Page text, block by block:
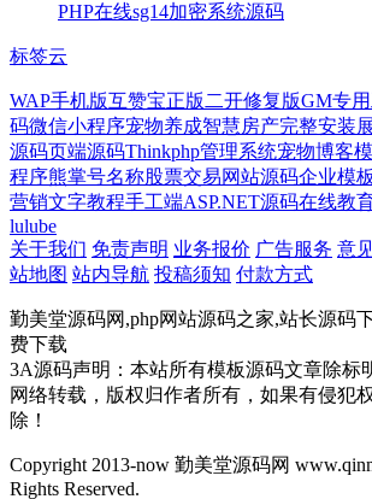
PHP在线sg14加密系统源码
标签云
WAP手机版互赞宝正版 二开修复版GM专
码微信小程序宠物养成智慧房产完整安装
源码页端源码Thinkphp管理系统宠物博客
程序熊掌号名称股票交易网站源码企业模板
营销文字教程手工端ASP.NET源码在线教
lulube
关于我们 免责声明 业务报价 广告服务 意
站地图 站内导航 投稿须知 付款方式
勤美堂源码网,php网站源码之家,站长源码
费下载
3A源码声明：本站所有模板源码文章除标
网络转载，版权归作者所有，如果有侵犯
除！
Copyright 2013-now 勤美堂源码网
Rights Reserved.